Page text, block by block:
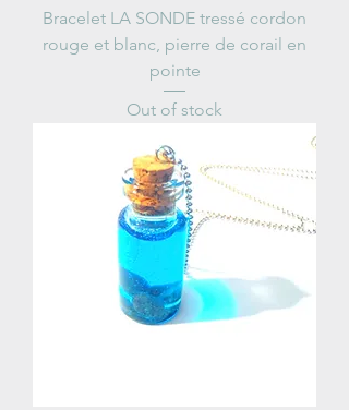
Bracelet LA SONDE tressé cordon
rouge et blanc, pierre de corail en
pointe
Out of stock